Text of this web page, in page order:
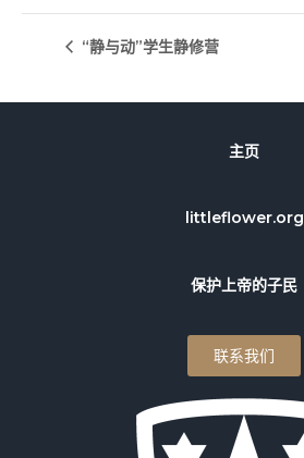
“静与动”学生静修营
主页
littleflower.org
保护上帝的子民
联系我们